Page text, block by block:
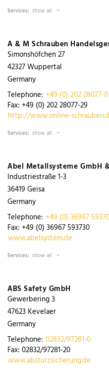
Services: show all
A & M Schrauben
Simonshöfchen 27
42327Wuppertal
Germany
Telephone: +49 (0) 202 28077-0
Fax: +49 (0) 202 28077-29
http://www.online-
Services: show all
Abel Metallsysteme GmbH
Industriestraße 1-3
36419 Geisa
Germany
Telephone: +49 (0) 36967
Fax: +49 (0) 36967 593730
www.abelsystem.de
Services: show all
ABS Safety GmbH
Gewerbering 3
47623 Kevelaer
Germany
Telephone: 02832/97281-0
Fax: 02832/97281-20
www.absturzsicherung.de